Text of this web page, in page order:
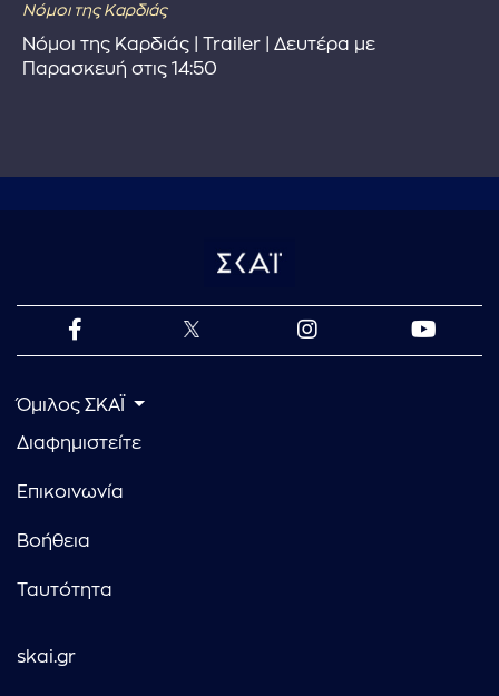
Νόμοι της Καρδιάς
Νόμοι της Καρδιάς | Trailer | Δευτέρα με
Παρασκευή στις 14:50
Όμιλος ΣΚΑΪ
Διαφημιστείτε
Επικοινωνία
Βοήθεια
Ταυτότητα
skai.gr